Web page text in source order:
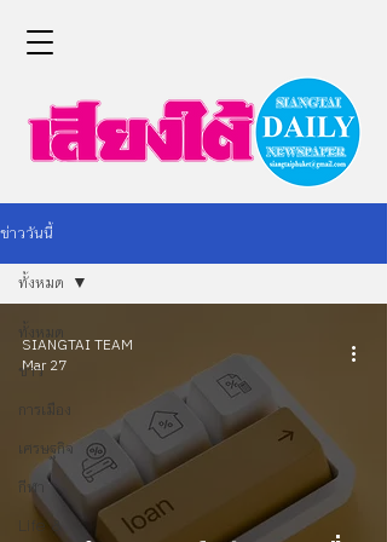
ข่าววันนี้
ทั้งหมด
ข่าว
การเมือง
เศรษฐกิจ
กีฬา
Life &
ทั้งหมด
SIANGTAI TEAM
Mar 27